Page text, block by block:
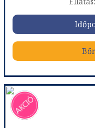
St.Andrews és